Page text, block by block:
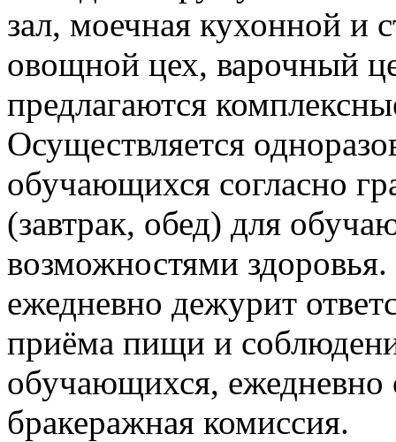
зал, моечная кухонной и
овощной цех, варочный
предлагаются
Осуществляется
обучающихся согласно
(завтрак, обед) для
возможностями
ежедневно дежурит
приёма пищи и
обучающихся, ежедневно
бракеражная комиссия.